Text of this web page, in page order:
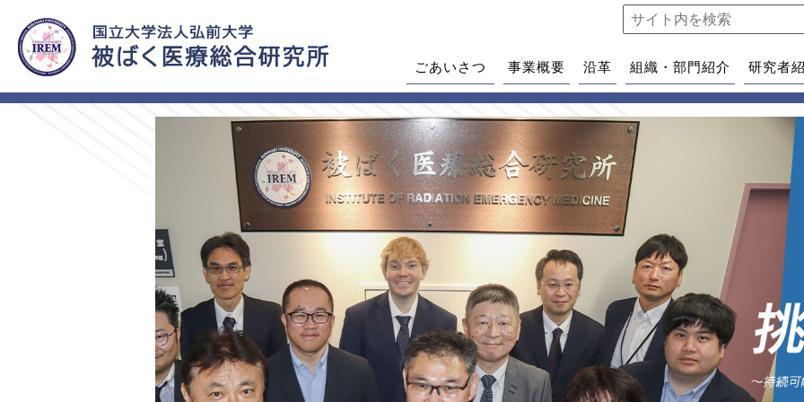
ごあいさつ 事業概要 沿革 組織・部門紹介 研究者